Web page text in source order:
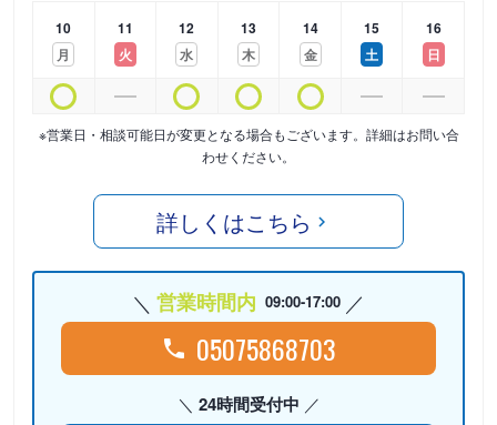
10
月
11
火
12
水
13
木
14
金
15
土
16
日
※営業日・相談可能日が変更となる場合もございます。詳細はお問い合
わせください。
詳しくはこちら
営業時間内 09:00-17:00
05075868703
24時間受付中